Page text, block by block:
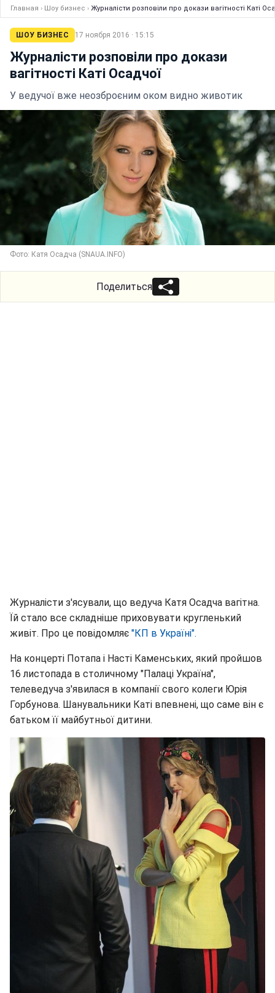
Главная › Шоу бизнес › Журналісти розповіли про докази вагітності Каті
ШОУ БИЗНЕС 17 ноября 2016 · 15:15
Журналісти розповіли про докази
вагітності Каті Осадчої
У ведучої вже неозброєним оком видно животик
Фото: Катя Осадча (SNAUA.INFO)
Поделиться
Журналісти з'ясували, що ведуча Катя Осадча вагітна.
Їй стало все складніше приховувати кругленький
живіт. Про це повідомляє "КП в Україні".
На концерті Потапа і Насті Каменських, який пройшов
16 листопада в столичному "Палаці Україна",
телеведуча з'явилася в компанії свого колеги Юрія
Горбунова. Шанувальники Каті впевнені, що саме він є
батьком її майбутньої дитини.